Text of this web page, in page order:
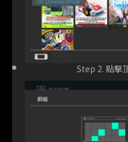
Step 2. 點擊